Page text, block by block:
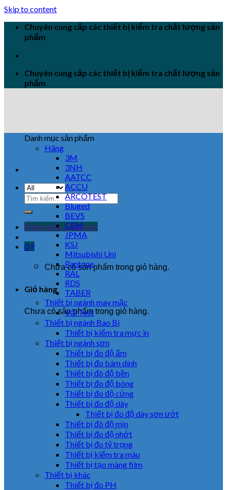
Skip to content
Chuyên cung cấp các thiết bị kiểm tra chất lượng sản
phẩm
Chuyên cung cấp các thiết bị kiểm tra chất lượng sản
phẩm
Đăng nhập / Đăng ký
0 ₫
Chưa có sản phẩm trong giỏ hàng.
Giỏ hàng
Chưa có sản phẩm trong giỏ hàng.
Danh mục sản phẩm
Hãng
3M
3NH
AATCC
ACCU
ARCOTEST
Biuged
BEVS
CEM
JPMA
KSJ
Mitsubishi Uni
Pantone
RAL
RDS
TABER
Thiết bị ngành may mặc
Vải Test
Thiết bị ngành Bao Bì
Thiết bị kiểm tra mực in
Thiết bị ngành sơn
Thiết bị đo độ ẩm
Thiết bị đo bám dính
Thiết bị đô độ bền
Thiết bị đo độ bóng
Thiết bị đo độ cứng
Thiết bị đo độ dày
Thiết bị đo độ dày sơn ướt
Thiết bị đô độ mịn
Thiết bị đo độ nhớt
Thiết bị đo tỷ trọng
Thiết bị kiểm tra màu
Thiết bị tạo màng film
Thiết bị khác
Thiết bị đo PH